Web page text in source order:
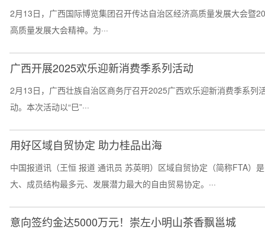
2月13日，广西国际博览集团召开传达自治区经济高质量发展大会暨
高质量发展大会精神。为···
广西开展2025欢乐迎新消费季系列活动
2月13日，广西壮族自治区商务厅召开2025广西欢乐迎新消费季系
动。本次活动以“巳”···
用好区域自贸协定 助力桂品出海
中国报道讯（王恒 报道 通讯员 苏英明）区域自贸协定（简称FTA）
大、成员结构最多元、发展潜力最大的自由贸易协定。···
意向签约金达5000万元！崇左小明山茶香飘邕城